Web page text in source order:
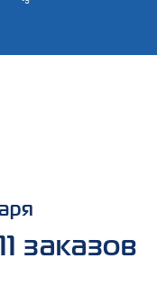
заказов